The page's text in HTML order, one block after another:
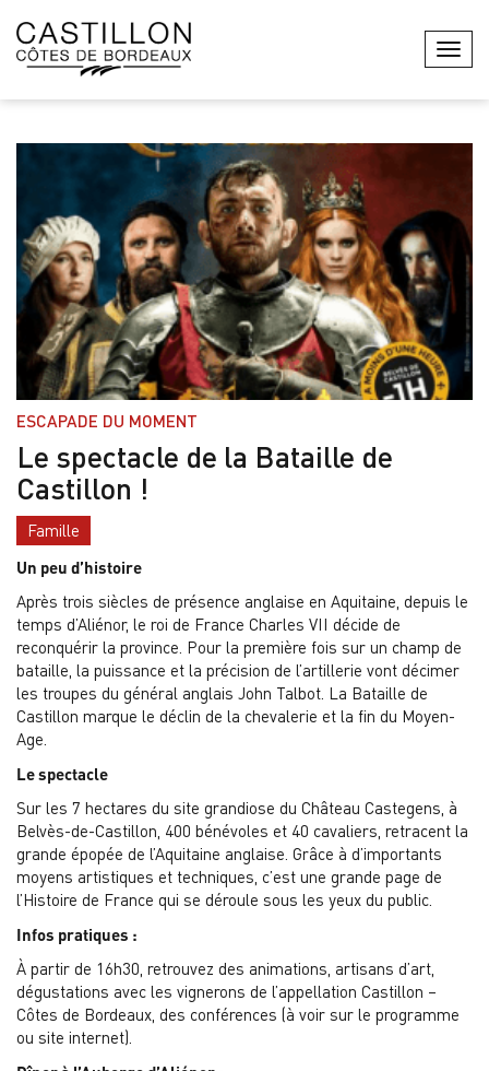
Menu
ESCAPADE DU MOMENT
Le spectacle de la Bataille de
Castillon !
Famille
Un peu d’histoire
Après trois siècles de présence anglaise en Aquitaine, depuis le
temps d’Aliénor, le roi de France Charles VII décide de
reconquérir la province. Pour la première fois sur un champ de
bataille, la puissance et la précision de l’artillerie vont décimer
les troupes du général anglais John Talbot. La Bataille de
Castillon marque le déclin de la chevalerie et la fin du Moyen-
Age.
Le spectacle
Sur les 7 hectares du site grandiose du Château Castegens, à
Belvès-de-Castillon, 400 bénévoles et 40 cavaliers, retracent la
grande épopée de l’Aquitaine anglaise. Grâce à d’importants
moyens artistiques et techniques, c’est une grande page de
l’Histoire de France qui se déroule sous les yeux du public.
Infos pratiques :
À partir de 16h30, retrouvez des animations, artisans d’art,
dégustations avec les vignerons de l’appellation Castillon –
Côtes de Bordeaux, des conférences (à voir sur le programme
ou site internet).